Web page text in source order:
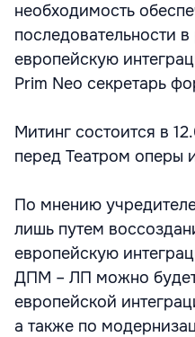
необходимость
последовательности
европейскую
Prim Neo секретарь
Митинг состоится в
перед Театром оперы
По мнению
лишь путем
европейскую
ДПМ – ЛП можно
европейской
а также по